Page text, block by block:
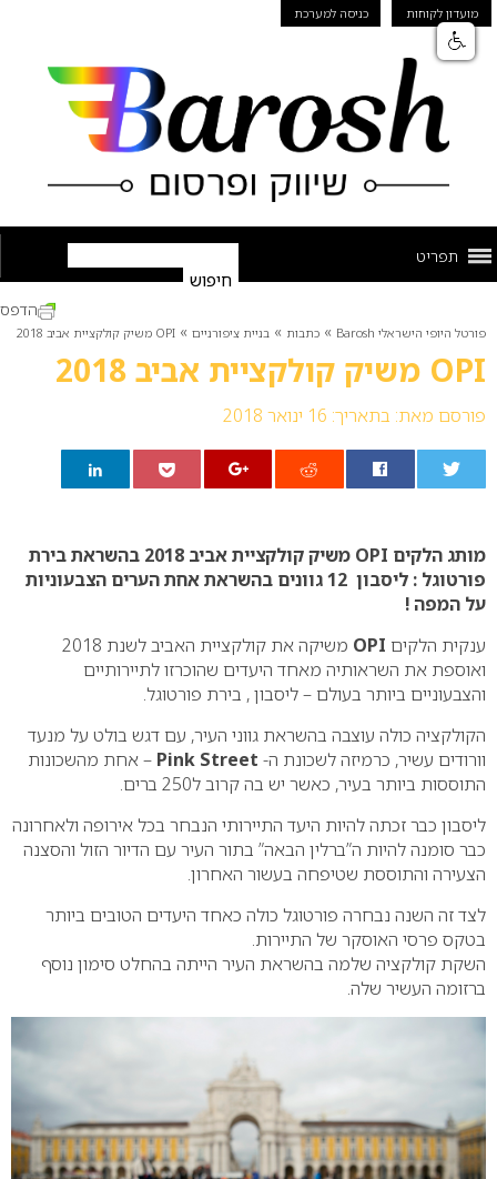
מועדון לקוחות כניסה למערכת
תפריט
פורטל היופי הישראלי Barosh » כתבות » בניית ציפורניים » OPI משיק קולקציית אביב 2018
OPI משיק קולקציית אביב 2018
פורסם מאת: בתאריך: 16 ינואר 2018
הדפס
מותג הלקים OPI משיק קולקציית אביב 2018 בהשראת בירת
פורטוגל : ליסבון 12 גוונים בהשראת אחת הערים הצבעוניות
על המפה !
ענקית הלקים OPI
משיקה את קולקציית האביב לשנת 2018
ואוספת את השראותיה מאחד היעדים שהוכרזו לתיירותיים
והצבעוניים ביותר בעולם – ליסבון , בירת פורטוגל.
הקולקציה כולה עוצבה בהשראת גווני העיר, עם דגש בולט על מנעד
וורודים עשיר, כרמיזה לשכונת ה- Pink Street – אחת מהשכונות
התוססות ביותר בעיר, כאשר יש בה קרוב ל250 ברים.
ליסבון כבר זכתה להיות היעד התיירותי הנבחר בכל אירופה ולאחרונה
כבר סומנה להיות ה”ברלין הבאה” בתור העיר עם הדיור הזול והסצנה
הצעירה והתוססת שטיפחה בעשור האחרון.
לצד זה השנה נבחרה פורטוגל כולה כאחד היעדים הטובים ביותר
בטקס פרסי האוסקר של התיירות.
השקת קולקציה שלמה בהשראת העיר הייתה בהחלט סימון נוסף
ברזומה העשיר שלה.